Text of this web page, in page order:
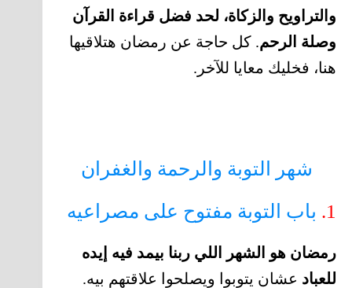
والتراويح والزكاة، لحد فضل قراءة القرآن
وصلة الرحم. كل حاجة عن رمضان هتلاقيها
هنا، فخليك معايا للآخر.
شهر التوبة والرحمة والغفران
1. باب التوبة مفتوح على مصراعيه
رمضان هو الشهر اللي ربنا بيمد فيه إيده
للعباد عشان يتوبوا ويصلحوا علاقتهم بيه.